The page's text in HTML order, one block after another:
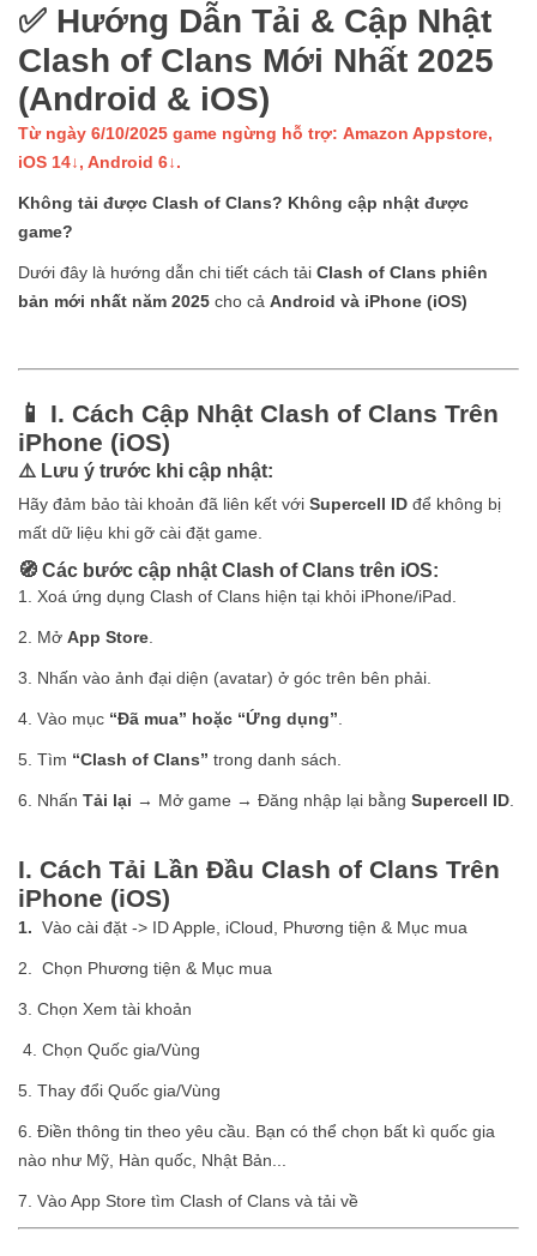
✅ Hướng Dẫn Tải & Cập Nhật
Clash of Clans Mới Nhất 2025
(Android & iOS)
Từ ngày 6/10/2025 game ngừng hỗ trợ: Amazon Appstore,
iOS 14↓, Android 6↓.
Không tải được Clash of Clans? Không cập nhật được
game?
Dưới đây là hướng dẫn chi tiết cách tải Clash of Clans phiên
bản mới nhất năm 2025 cho cả Android và iPhone (iOS)
📱 I. Cách Cập Nhật Clash of Clans Trên
iPhone (iOS)
⚠️ Lưu ý trước khi cập nhật:
Hãy đảm bảo tài khoản đã liên kết với Supercell ID để không bị
mất dữ liệu khi gỡ cài đặt game.
🧭 Các bước cập nhật Clash of Clans trên iOS:
1. Xoá ứng dụng Clash of Clans hiện tại khỏi iPhone/iPad.
2. Mở App Store
3. Nhấn vào ảnh đại diện (avatar) ở góc trên bên phải.
4. Vào mục “Đã mua” hoặc “Ứng dụng”
5. Tìm “Clash of Clans” trong danh sách.
6. Nhấn Tải lại → Mở game → Đăng nhập lại bằng Supercell ID
I. Cách Tải Lần Đầu Clash of Clans Trên
iPhone (iOS)
1. Vào cài đặt -> ID Apple, iCloud, Phương tiện & Mục mua
2. Chọn Phương tiện & Mục mua
3. Chọn Xem tài khoản
4. Chọn Quốc gia/Vùng
5. Thay đổi Quốc gia/Vùng
6. Điền thông tin theo yêu cầu. Bạn có thể chọn bất kì quốc gia
nào như Mỹ, Hàn quốc, Nhật Bản...
7. Vào App Store tìm Clash of Clans và tải về